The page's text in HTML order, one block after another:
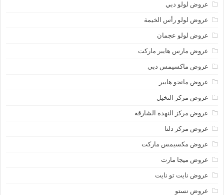
عروض لولو دبي
عروض لولو رأس الخيمة
عروض لولو عجمان
عروض مارس هايبر ماركت
عروض ماكسيمس دبي
عروض مانجو هايبر
عروض مركز النخيل
عروض مركز النهدة الشارقة
عروض مركز دلتا
عروض مكسيمس ماركت
عروض ميجا مارت
عروض نايت تو نايت
عروض نستو